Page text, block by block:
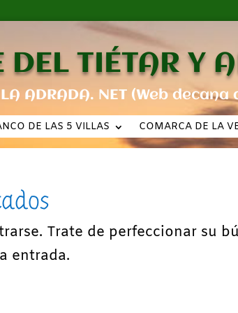
DEL TIÉTAR Y
ADRADA. NET (Web
DE LAS 5 VILLAS COMARCA DE LA
Trate de perfeccionar su
entrada.